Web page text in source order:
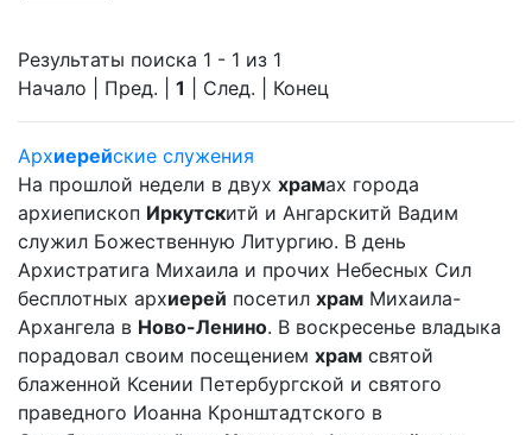
Результаты поиска 1 - 1 из 1
Начало | Пред. | 1 | След. | Конец
Архиерейские служения
На прошлой недели в двух храмах города
архиепископ Иркутскитй и Ангарскитй Вадим
служил Божественную Литургию. В день
Архистратига Михаила и прочих Небесных Сил
бесплотных архиерей посетил храм Михаила-
Архангела в Ново-Ленино. В воскресенье владыка
порадовал своим посещением храм святой
блаженной Ксении Петербургской и святого
праведного Иоанна Кронштадтского в